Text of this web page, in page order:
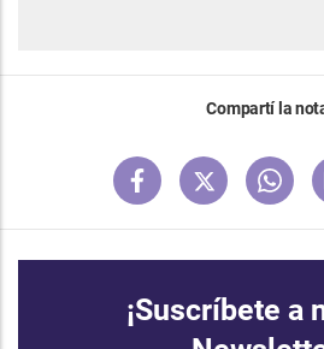
Compartí la
¡Suscríbete a